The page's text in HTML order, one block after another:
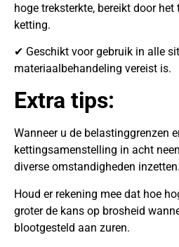
hoge treksterkte, bereikt door het
ketting.
✔ Geschikt voor gebruik in alle
materiaalbehandeling vereist is.
Extra tips:
Wanneer u de belastinggrenzen
kettingsamenstelling in acht
diverse omstandigheden inzetten.
Houd er rekening mee dat hoe
groter de kans op brosheid
blootgesteld aan zuren.